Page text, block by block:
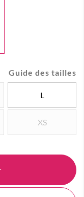
Guide des tailles
L
XS